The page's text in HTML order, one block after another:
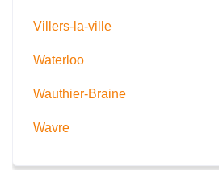
Villers-la-ville
Waterloo
Wauthier-Braine
Wavre